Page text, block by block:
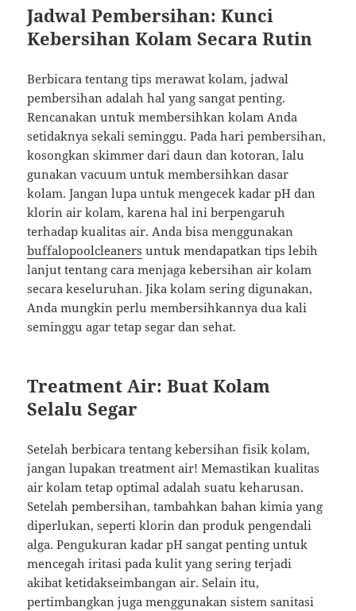
Jadwal Pembersihan: Kunci
Kebersihan Kolam Secara Rutin
Berbicara tentang tips merawat kolam, jadwal
pembersihan adalah hal yang sangat penting.
Rencanakan untuk membersihkan kolam Anda
setidaknya sekali seminggu. Pada hari pembersihan,
kosongkan skimmer dari daun dan kotoran, lalu
gunakan vacuum untuk membersihkan dasar
kolam. Jangan lupa untuk mengecek kadar pH dan
klorin air kolam, karena hal ini berpengaruh
terhadap kualitas air. Anda bisa menggunakan
buffalopoolcleaners untuk mendapatkan tips lebih
lanjut tentang cara menjaga kebersihan air kolam
secara keseluruhan. Jika kolam sering digunakan,
Anda mungkin perlu membersihkannya dua kali
seminggu agar tetap segar dan sehat.
Treatment Air: Buat Kolam
Selalu Segar
Setelah berbicara tentang kebersihan fisik kolam,
jangan lupakan treatment air! Memastikan kualitas
air kolam tetap optimal adalah suatu keharusan.
Setelah pembersihan, tambahkan bahan kimia yang
diperlukan, seperti klorin dan produk pengendali
alga. Pengukuran kadar pH sangat penting untuk
mencegah iritasi pada kulit yang sering terjadi
akibat ketidakseimbangan air. Selain itu,
pertimbangkan juga menggunakan sistem sanitasi